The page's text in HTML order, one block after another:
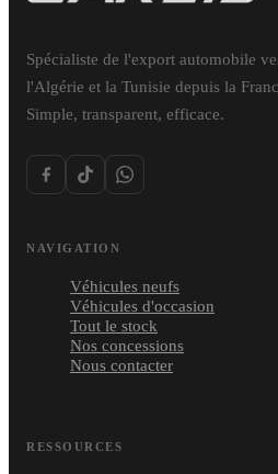
Spécialiste de l'export automobile
l'Algérie et la Tunisie depuis la
Simple, transparent, efficace.
NAVIGATION
Véhicules neufs
Véhicules d'occasion
Tout le stock
Nos concessions
Nous contacter
RESSOURCES